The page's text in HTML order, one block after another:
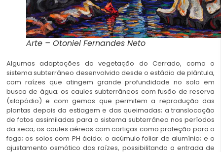
Arte – Otoniel Fernandes Neto
Algumas adaptações da vegetação do Cerrado, como o
sistema subterrâneo desenvolvido desde o estádio de plântula,
com raízes que atingem grande profundidade no solo em
busca de água; os caules subterrâneos com fusão de reserva
(xilopódio) e com gemas que permitem a reprodução das
plantas depois da estiagem e das queimadas; a translocação
de fotos assimiladas para o sistema subterrâneo nos períodos
da seca; os caules aéreos com cortiças como proteção para o
fogo; os solos com PH ácido; o acúmulo foliar de alumínio; e o
ajustamento osmótico das raízes, possibilitando a entrada de